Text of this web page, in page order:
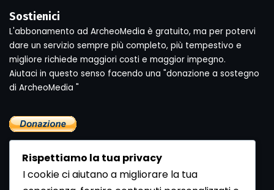
Sostienici
L'abbonamento ad ArcheoMedia è gratuito, ma per potervi
dare un servizio sempre più completo, più tempestivo e
migliore richiede maggiori costi e maggior impegno.
Aiutaci in questo senso facendo una "donazione a sostegno
di ArcheoMedia "
Rispettiamo la tua privacy
I cookie ci aiutano a migliorare la tua